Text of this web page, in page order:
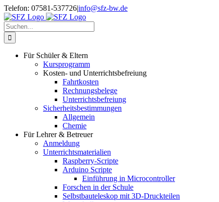
Zum
Inhalt
springen
Telefon: 07581-537726|info@sfz-bw.de
Suche
nach:
Für Schüler & Eltern
Kursprogramm
Kosten- und Unterrichtsbefreiung
Fahrtkosten
Rechnungsbelege
Unterrichtsbefreiung
Sicherheitsbestimmungen
Allgemein
Chemie
Für Lehrer & Betreuer
Anmeldung
Unterrichtsmaterialien
Raspberry-Scripte
Arduino Scripte
Einführung in Microcontroller
Forschen in der Schule
Selbstbauteleskop mit 3D-Druckteilen